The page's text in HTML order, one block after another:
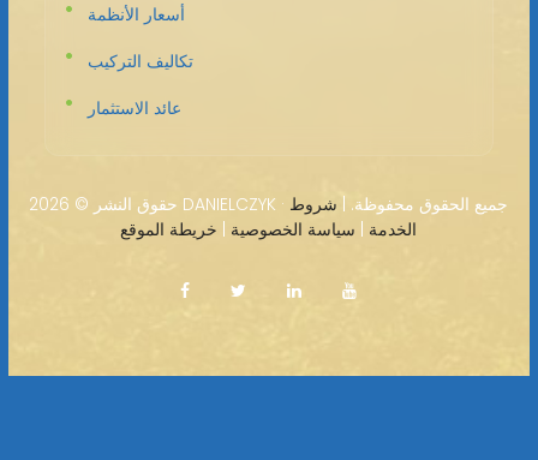
أسعار الأنظمة
تكاليف التركيب
عائد الاستثمار
حقوق النشر © 2026 DANIELCZYK · جميع الحقوق محفوظة. | شروط
الخدمة | سياسة الخصوصية | خريطة الموقع